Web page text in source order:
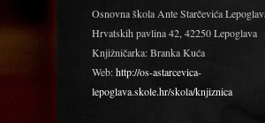
Osnovna škola Ante Starčevića
Hrvatskih pavlina 42, 42250 Lepoglava
Knjižničarka: Branka Kuća
Web:http://os-astarcevica-
lepoglava.skole.hr/skola/knjiznica